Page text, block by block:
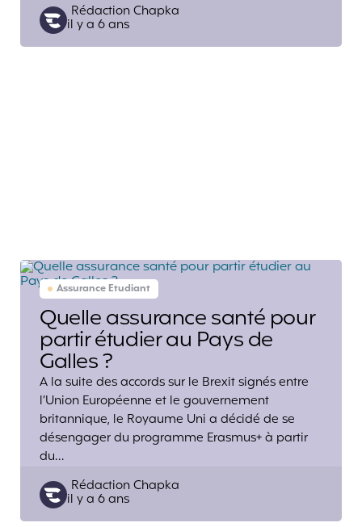
Posted
by
Rédaction Chapka
il y a 6 ans
Assurance Etudiant
Quelle assurance santé pour
partir étudier au Pays de
Galles ?
A la suite des accords sur le Brexit signés entre
l’Union Européenne et le gouvernement
britannique, le Royaume Uni a décidé de se
désengager du programme Erasmus+ à partir
du…
Posted
by
Rédaction Chapka
il y a 6 ans